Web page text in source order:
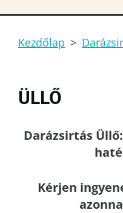
Kezdőlap >
ÜLLŐ
Darázsirtás
Kérjen